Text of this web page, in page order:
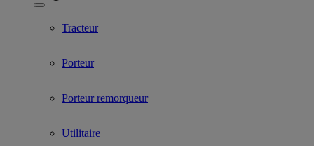
Show submenu for Used Truck categories
Tracteur
Porteur
Porteur remorqueur
Utilitaire